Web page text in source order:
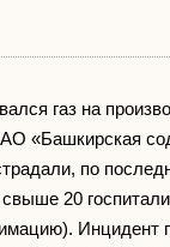
газ на
«Башкирская
по
20
Инцидент